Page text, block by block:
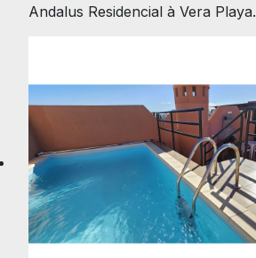
Andalus Residencial à Vera Playa.